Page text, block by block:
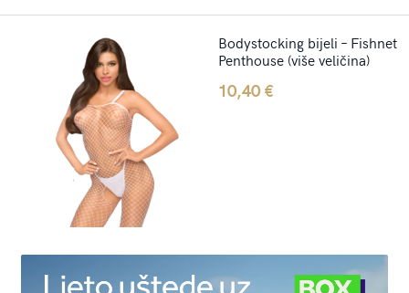
Bodystocking bijeli – Fishnet
Penthouse (više veličina)
10,40€